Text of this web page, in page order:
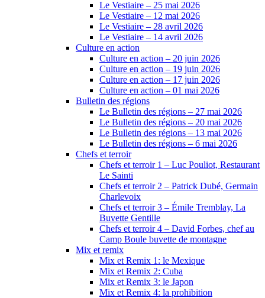
Le Vestiaire – 25 mai 2026
Le Vestiaire – 12 mai 2026
Le Vestiaire – 28 avril 2026
Le Vestiaire – 14 avril 2026
Culture en action
Culture en action – 20 juin 2026
Culture en action – 19 juin 2026
Culture en action – 17 juin 2026
Culture en action – 01 mai 2026
Bulletin des régions
Le Bulletin des régions – 27 mai 2026
Le Bulletin des régions – 20 mai 2026
Le Bulletin des régions – 13 mai 2026
Le Bulletin des régions – 6 mai 2026
Chefs et terroir
Chefs et terroir 1 – Luc Pouliot, Restaurant
Le Sainti
Chefs et terroir 2 – Patrick Dubé, Germain
Charlevoix
Chefs et terroir 3 – Émile Tremblay, La
Buvette Gentille
Chefs et terroir 4 – David Forbes, chef au
Camp Boule buvette de montagne
Mix et remix
Mix et Remix 1: le Mexique
Mix et Remix 2: Cuba
Mix et Remix 3: le Japon
Mix et Remix 4: la prohibition